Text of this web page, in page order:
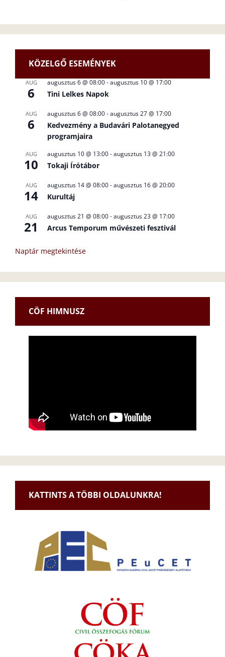
KÖZELGŐ ESEMÉNYEK
AUG
6
augusztus 6 @ 08:00-augusztus 10 @ 17:00
Tini Lelkes Napok
AUG
6
augusztus 6 @ 08:00-augusztus 27 @ 17:00
Kedvezmény a Budavári Palotanegyed
programjaira
AUG
10
augusztus 10 @ 13:00-augusztus 13 @ 21:00
Tokaji Írótábor
AUG
14
augusztus 14 @ 08:00-augusztus 16 @ 20:00
Kurultáj
AUG
21
augusztus 21 @ 08:00-augusztus 23 @ 17:00
Arcus Temporum művészeti fesztivál
Naptár megtekintése
CÖF HIMNUSZ
KATTINTS A TÖBBI OLDALUNKRA!